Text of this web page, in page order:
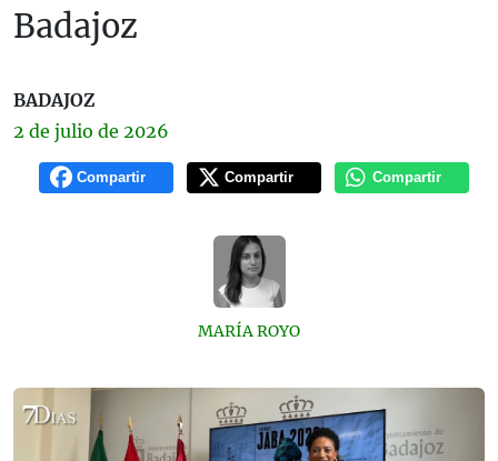
Badajoz
BADAJOZ
2 de julio de 2026
Compartir Compartir Compartir
MARÍA ROYO